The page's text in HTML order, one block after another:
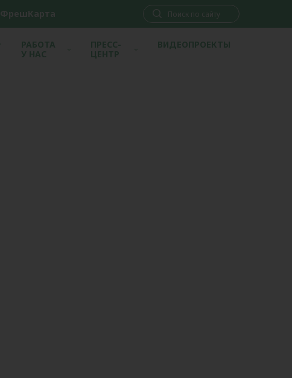
ФрешКарта
РАБОТА
У НАС
ПРЕСС-
ЦЕНТР
ВИДЕОПРОЕКТЫ